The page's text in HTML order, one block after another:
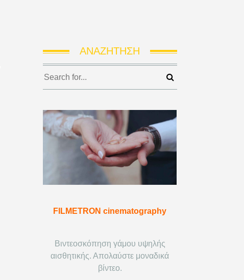
ΑΝΑΖΉΤΗΣΗ
FILMETRON cinematography
Βιντεοσκόπηση γάμου υψηλής
αισθητικής. Απολαύστε μοναδικά
βίντεο.